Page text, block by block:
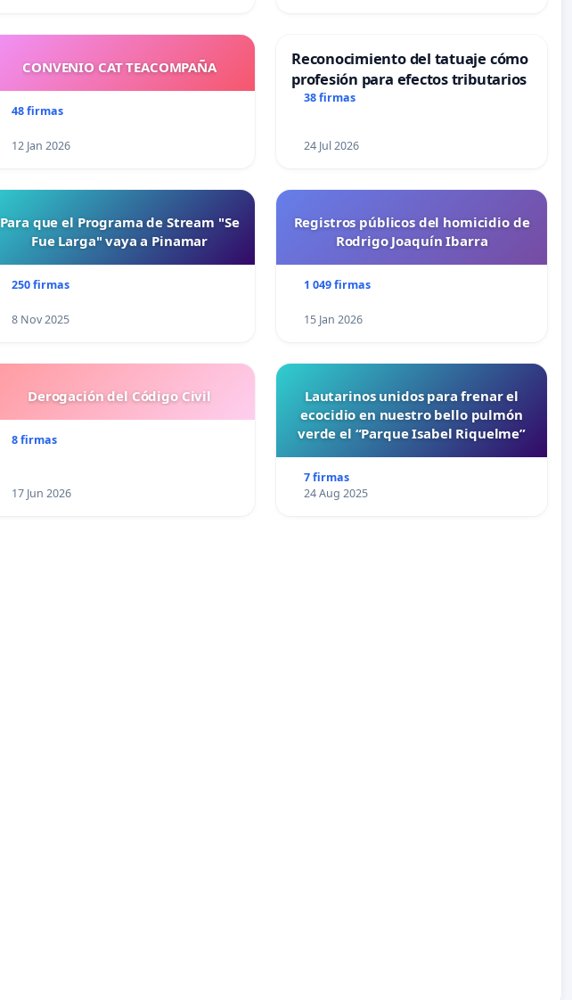
CONVENIO CAT TEACOMPAÑA
48 firmas
12 Jan 2026
Reconocimiento del tatuaje cómo
profesión para efectos tributarios
38 firmas
24 Jul 2026
Para que el Programa de Stream "Se
Fue Larga" vaya a Pinamar
250 firmas
8 Nov 2025
Registros públicos del homicidio de
Rodrigo Joaquín Ibarra
1 049 firmas
15 Jan 2026
Derogación del Código Civil
8 firmas
17 Jun 2026
Lautarinos unidos para frenar el
ecocidio en nuestro bello pulmón
verde el “Parque Isabel Riquelme”
7 firmas
24 Aug 2025